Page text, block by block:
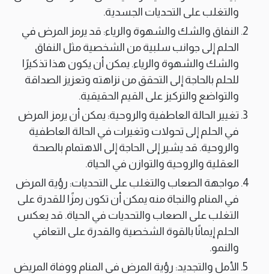
والتغلب على التحديات الجسدية.
النفاق والشك والشهوة والرياء: قد يرمز المرض في
الحلم إلى جوانب سلبية من الشخصية مثل النفاق
والشك والشهوة والرياء. يمكن أن يكون هذا تذكيرًا
للحلم بالحاجة إلى التحقق من نزاهته وتعزيز الصداقة
والتواضع والتركيز على القيم الحقيقية.
تغيير الحالة العاطفية والروحية: يمكن أن يرمز المرض
في الحلم إلى تحولات وتغيرات في الحالة العاطفية
والروحية. قد يشير إلى الحاجة إلى الاهتمام بالصحة
العقلية والروحية والتوازن في الحياة.
مواجهة الصعاب والتغلب على التحديات: رؤية المرض
في المنام والنجاة منه يمكن أن تكون رمزًا للقدرة على
التغلب على الصعاب والتحديات في الحياة. قد يعكس
الحلم إيمانًا بالقوة الشخصية والقدرة على التعافي
والنمو.
الأمل والتجديد: رؤية المرض في المنام ووفاة المريض